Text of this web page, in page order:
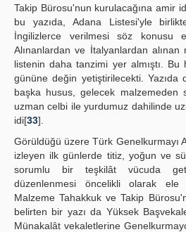
Takip Bürosu'nun kurulacağına amir
bu yazıda, Adana Listesi'yle
İngilizlerce verilmesi söz konusu
Alınanlardan ve İtalyanlardan
listenin daha tanzimi yer almıştı.
gününe değin yetiştirilecekti. Yazıda
başka husus, gelecek malzemeden
uzman celbi ile yurdumuz dahilinde
idi[33].
Görüldüğü üzere Türk Genelkurmayı
izleyen ilk günlerde titiz, yoğun ve
sorumlu bir teşkilât vücuda
düzenlenmesi öncelikli olarak ele
Malzeme Tahakkuk ve Takip
belirten bir yazı da Yüksek
Münakalât vekaletlerine